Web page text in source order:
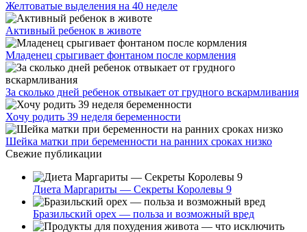
Желтоватые выделения на 40 неделе
Активный ребенок в животе
Младенец срыгивает фонтаном после кормления
За сколько дней ребенок отвыкает от грудного вскармливания
Хочу родить 39 неделя беременности
Шейка матки при беременности на ранних сроках низко
Свежие публикации
Диета Маргариты — Секреты Королевы 9
Бразильский орех — польза и возможный вред